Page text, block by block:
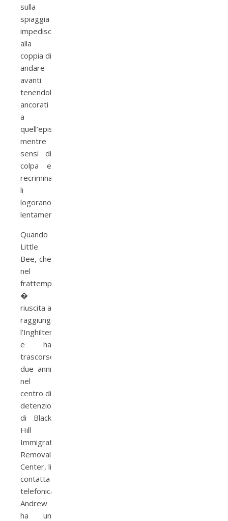
sulla
spiaggia
impediscono
alla
coppia di
andare
avanti
tenendoli
ancorati
a
quell’episodio
mentre
sensi di
colpa e
recriminazioni
li
logorano
lentamente.
Quando
Little
Bee, che
nel
frattempo
�
riuscita a
raggiungere
l’Inghilterra
e ha
trascorso
due anni
nel
centro di
detenzione
di Black
Hill
Immigration
Removal
Center, li
contatta
telefonicamente
Andrew
ha un